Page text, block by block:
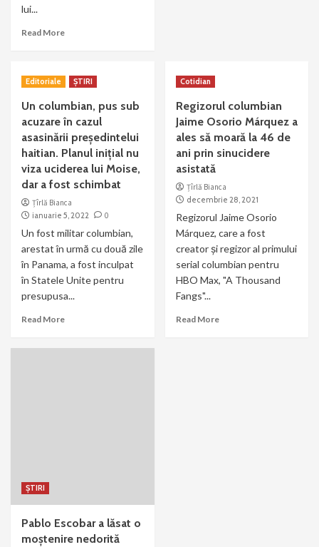
lui...
Read More
Editoriale ȘTIRI
Un columbian, pus sub
acuzare în cazul
asasinării preşedintelui
haitian. Planul inițial nu
viza uciderea lui Moise,
dar a fost schimbat
Țîrlă Bianca
ianuarie 5, 2022
0
Un fost militar columbian,
arestat în urmă cu două zile
în Panama, a fost inculpat
în Statele Unite pentru
presupusa...
Read More
Cotidian
Regizorul columbian
Jaime Osorio Márquez a
ales să moară la 46 de
ani prin sinucidere
asistată
Țîrlă Bianca
decembrie 28, 2021
Regizorul Jaime Osorio
Márquez, care a fost
creator şi regizor al primului
serial columbian pentru
HBO Max, "A Thousand
Fangs"...
Read More
ȘTIRI
Pablo Escobar a lăsat o
moștenire nedorită